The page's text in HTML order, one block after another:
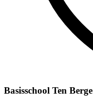
Basisschool Ten Berge